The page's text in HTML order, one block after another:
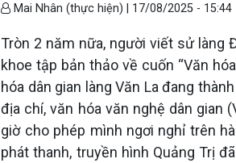
Mai Nhân (thực hiện) | 17/08/2025 - 15:44
Tròn 2 năm nữa, người viết sử làng
khoe tập bản thảo về cuốn “Văn
hóa dân gian làng Văn La đang
địa chí, văn hóa văn nghệ dân gian
giờ cho phép mình ngơi nghỉ trên
phát thanh, truyền hình Quảng Trị